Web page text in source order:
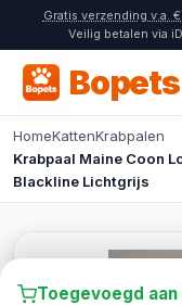
Gratis verzending v.a.
Veilig betalen via
Bopets
HomeKattenKrabpalen
Krabpaal Maine Coon
Blackline Lichtgrijs
Toegevoegd